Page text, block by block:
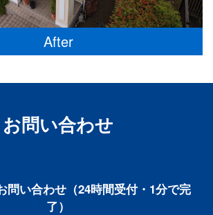
After
お問い合わせ
問い合わせ（24時間受付・1分で完
了）